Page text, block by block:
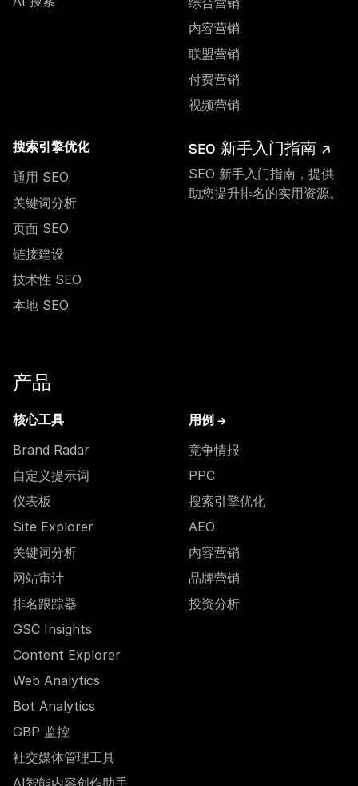
内容营销
联盟营销
付费营销
视频营销
搜索引擎优化
通用 SEO
关键词分析
页面 SEO
链接建设
技术性 SEO
本地 SEO
SEO 新手入门指南 ↗
SEO 新手入门指南，提供
助您提升排名的实用资源。
产品
核心工具
Brand Radar
自定义提示词
仪表板
Site Explorer
关键词分析
网站审计
排名跟踪器
GSC Insights
Content Explorer
Web Analytics
Bot Analytics
GBP 监控
社交媒体管理工具
AI智能内容创作助手
用例 →
竞争情报
PPC
搜索引擎优化
AEO
内容营销
品牌营销
投资分析